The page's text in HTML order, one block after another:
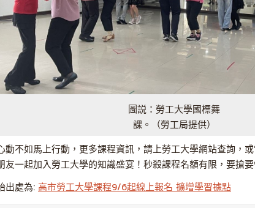
圖説：勞工大學國標舞
課。（勞工局提供）
動不如馬上行動，更多課程資訊，請上勞工大學網站查詢，
友一起加入勞工大學的知識盛宴！秒殺課程名額有限，要搶要
出處為: 高市勞工大學課程9/6起線上報名 擴增學習據點